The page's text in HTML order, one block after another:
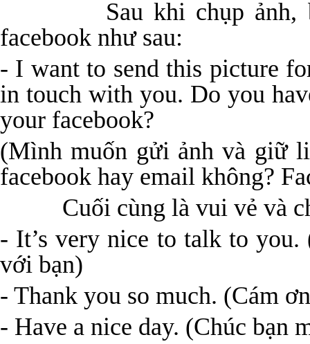
Sau khi chụp ảnh,
facebook như sau:
- I want to send this picture
in touch with you. Do you
your facebook?
(Mình muốn gửi ảnh và giữ
facebook hay email không?
Cuối cùng là vui vẻ và
- It’s very nice to talk to
với bạn)
- Thank you so much. (Cám
- Have a nice day. (Chúc bạn